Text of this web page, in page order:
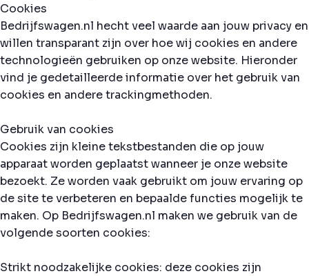
Cookies
Bedrijfswagen.nl hecht veel waarde aan jouw privacy en
willen transparant zijn over hoe wij cookies en andere
technologieën gebruiken op onze website. Hieronder
vind je gedetailleerde informatie over het gebruik van
cookies en andere trackingmethoden.
Gebruik van cookies
Cookies zijn kleine tekstbestanden die op jouw
apparaat worden geplaatst wanneer je onze website
bezoekt. Ze worden vaak gebruikt om jouw ervaring op
de site te verbeteren en bepaalde functies mogelijk te
maken. Op Bedrijfswagen.nl maken we gebruik van de
volgende soorten cookies:
Strikt noodzakelijke cookies: deze cookies zijn